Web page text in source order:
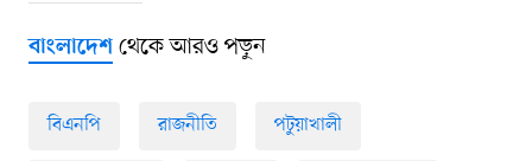
বাংলাদেশথেকে আরও পড়ুন
বিএনপি রাজনীতি পটুয়াখালী